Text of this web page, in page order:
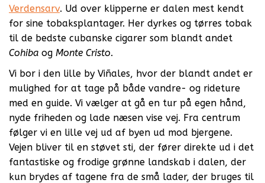
Verdensarv. Ud over klipperne er dalen mest kendt
for sine tobaksplantager. Her dyrkes og tørres tobak
til de bedste cubanske cigarer som blandt andet
Cohiba og Monte Cristo.
Vi bor i den lille by Viñales, hvor der blandt andet er
mulighed for at tage på både vandre- og rideture
med en guide. Vi vælger at gå en tur på egen hånd,
nyde friheden og lade næsen vise vej. Fra centrum
følger vi en lille vej ud af byen ud mod bjergene.
Vejen bliver til en støvet sti, der fører direkte ud i det
fantastiske og frodige grønne landskab i dalen, der
kun brydes af tagene fra de små lader, der bruges til